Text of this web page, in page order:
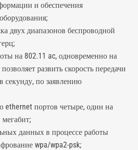
и обеспечения
двух диапазонов беспроводной
на 802.11 ac, одновременно на
развить скорость передачи
секунду, по заявлению
ethernet портов четыре, один на
мегабит;
данных в процессе работы
wpa/wpa2-psk;